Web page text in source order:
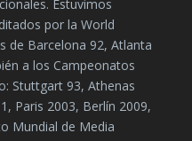
Estuvimos
por la World
de Barcelona 92, Atlanta
a los Campeonatos
Stuttgart 93, Athenas
Paris 2003, Berlín 2009,
Mundial de Media